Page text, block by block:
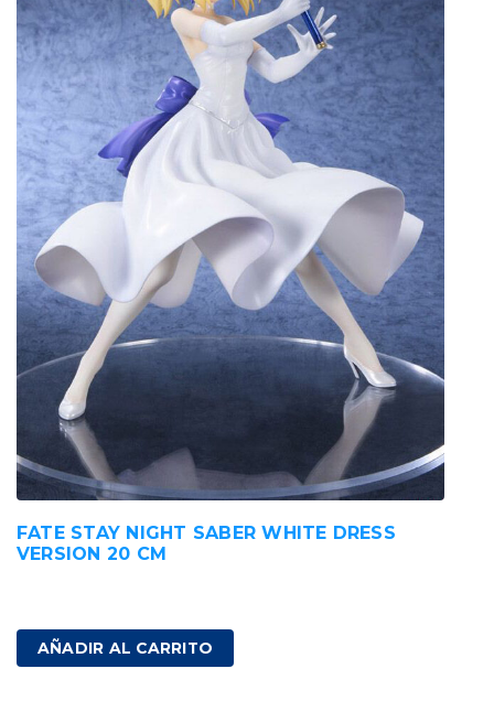
FATE STAY NIGHT SABER WHITE DRESS
VERSION 20 CM
AÑADIR AL CARRITO